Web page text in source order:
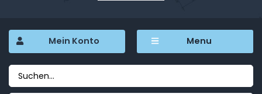
Mein Konto Menu